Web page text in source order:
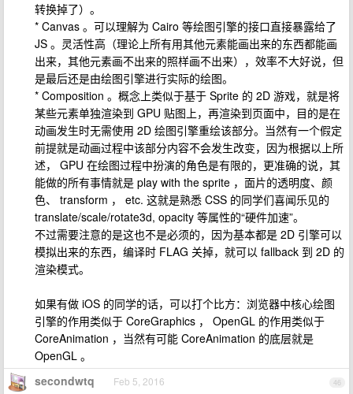
转换掉了）。
* Canvas 。可以理解为 Cairo 等绘图引擎的接口直接暴露给了
JS 。灵活性高（理论上所有用其他元素能画出来的东西都能画
出来，其他元素画不出来的照样画不出来），效率不大好说，但
是最后还是由绘图引擎进行实际的绘图。
* Composition 。概念上类似于基于 Sprite 的 2D 游戏，就是将
某些元素单独渲染到 GPU 贴图上，再渲染到页面中，目的是在
动画发生时无需使用 2D 绘图引擎重绘该部分。当然有一个假定
前提就是动画过程中该部分内容不会发生改变，因为根据以上所
述， GPU 在绘图过程中扮演的角色是有限的，更准确的说，其
能做的所有事情就是 play with the sprite ，面片的透明度、颜
色、 transform ， etc. 这就是熟悉 CSS 的同学们喜闻乐见的
translate/scale/rotate3d, opacity 等属性的“硬件加速”。
不过需要注意的是这也不是必须的，因为基本都是 2D 引擎可以
模拟出来的东西，编译时 FLAG 关掉，就可以 fallback 到 2D 的
渲染模式。
如果有做 iOS 的同学的话，可以打个比方：浏览器中核心绘图
引擎的作用类似于 CoreGraphics ， OpenGL 的作用类似于
CoreAnimation ，当然有可能 CoreAnimation 的底层就是
OpenGL 。
46
secondwtq Feb 5, 2016